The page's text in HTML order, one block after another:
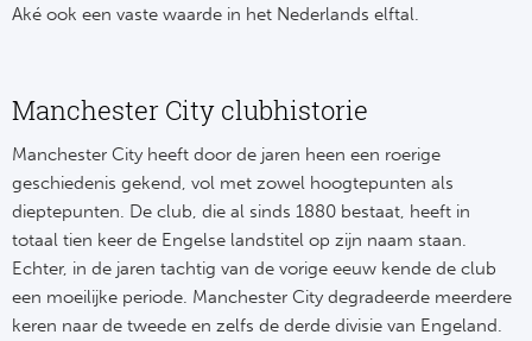
Aké ook een vaste waarde in het Nederlands elftal.
Manchester City clubhistorie
Manchester City heeft door de jaren heen een roerige
geschiedenis gekend, vol met zowel hoogtepunten als
dieptepunten. De club, die al sinds 1880 bestaat, heeft in
totaal tien keer de Engelse landstitel op zijn naam staan.
Echter, in de jaren tachtig van de vorige eeuw kende de club
een moeilijke periode. Manchester City degradeerde meerdere
keren naar de tweede en zelfs de derde divisie van Engeland.